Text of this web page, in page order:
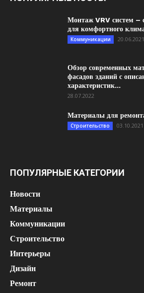
Монтаж VRV систем –
для комфортного
Коммуникации 20.06.2021
Обзор современных
фасадов зданий с
характеристик...
28.07.2022
Материалы для
Строительство 03.10.2021
ПОПУЛЯРНЫЕ КАТЕГОРИИ
Новости
Материалы
Коммуникации
Строительство
Интерьеры
Дизайн
Ремонт